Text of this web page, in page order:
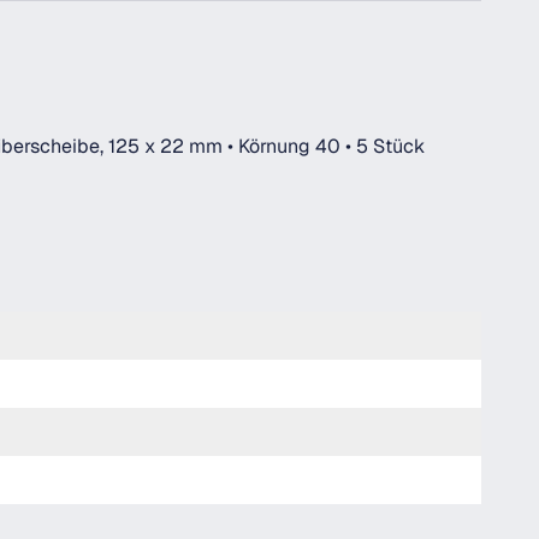
125 x 22 mm • Körnung 40 • 5 Stück